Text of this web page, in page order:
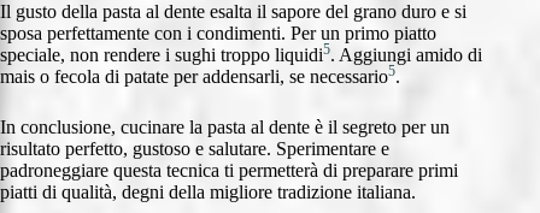
Il gusto della pasta al dente esalta il sapore del grano duro e si
sposa perfettamente con i condimenti. Per un primo piatto
speciale, non rendere i sughi troppo liquidi5. Aggiungi amido di
mais o fecola di patate per addensarli, se necessario5.
In conclusione, cucinare la pasta al dente è il segreto per un
risultato perfetto, gustoso e salutare. Sperimentare e
padroneggiare questa tecnica ti permetterà di preparare primi
piatti di qualità, degni della migliore tradizione italiana.